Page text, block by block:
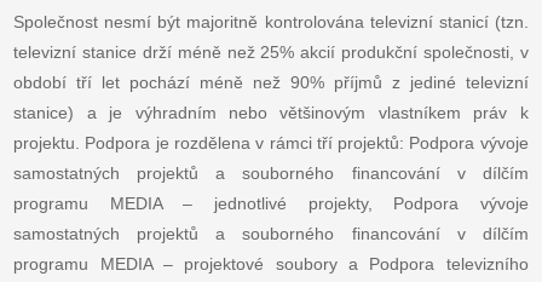
Společnost nesmí být majoritně kontrolována televizní stanicí (tzn.
televizní stanice drží méně než 25% akcií produkční společnosti, v
období tří let pochází méně než 90% příjmů z jediné televizní
stanice) a je výhradním nebo většinovým vlastníkem práv k
projektu. Podpora je rozdělena v rámci tří projektů: Podpora vývoje
samostatných projektů a souborného financování v dílčím
programu MEDIA – jednotlivé projekty, Podpora vývoje
samostatných projektů a souborného financování v dílčím
programu MEDIA – projektové soubory a Podpora televizního